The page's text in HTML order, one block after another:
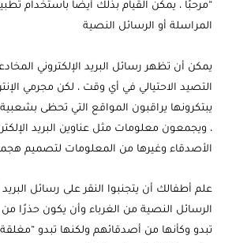
“مرحبًا ، يمكن القيام بذلك أيضًا باستخدام
المراسلة أو الرسائل النصية
يمكن أن تظهر رسائل البريد الإلكتروني
التصيد الاحتيالي في أي وقت ، لكن مجرمي
يبتكرونها يراقبون المواقع التي تحظى
، ويجمعون معلومات مثل عناوين البريد
الأصدقاء وغيرها من المعلومات لتصميم
علم أطفالك أن يتجنبوا النقر على رسائل البريد
الرسائل النصية من الغرباء وأن يكون حذرًا من
تبدو وكأنها من أصدقائهم ولكنها تبدو